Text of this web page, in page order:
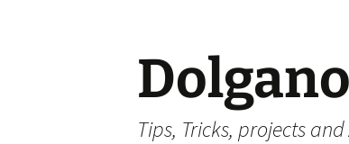
Tips, Tricks, projects